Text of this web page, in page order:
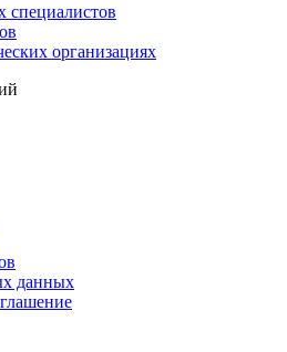
специалистов
организациях
данных